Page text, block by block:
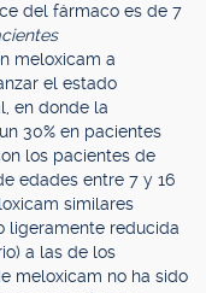
del fármaco es de 7
meloxicam a
el estado
en donde la
30% en pacientes
los pacientes de
edades entre 7 y 16
similares
ligeramente reducida
a las de los
meloxicam no ha sido